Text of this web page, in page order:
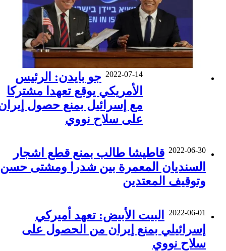
2022-07-14 جو بايدن: الرئيس
الأمريكي يوقع تعهدا مشتركا
مع إسرائيل بمنع حصول
على سلاح نووي
2022-06-30 قاطيشا طالب بمنع قطع اشجار
السنديان المعمرة بين شدرا ومشتى حسن
وتوقيف المعتدين
2022-06-01
البيت الأبيض: تعهد أميركي
إسرائيلي بمنع إيران من الحصول على
سلاح نووي